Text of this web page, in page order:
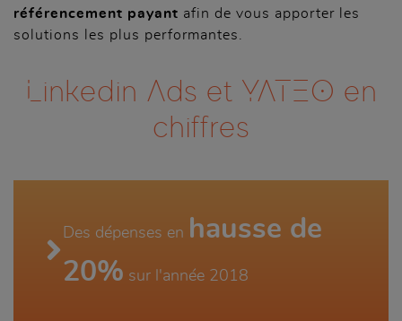
référencement payant afin de vous apporter les
solutions les plus performantes.
Linkedin Ads et YATEO en
chiffres
Des dépenses en
hausse de
20% sur l'année 2018